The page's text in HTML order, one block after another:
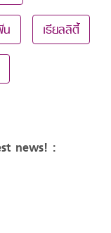
น เรียลลิตี้
news! :